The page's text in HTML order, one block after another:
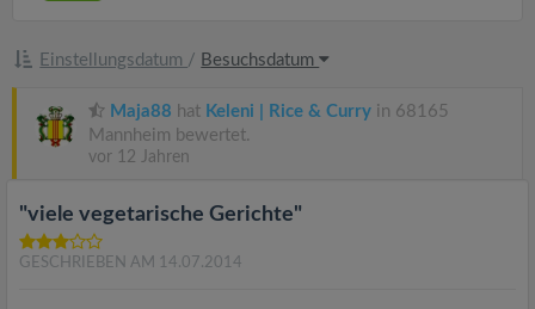
Einstellungsdatum / Besuchsdatum
Maja88 hat Keleni | Rice & Curry in 68165
Mannheim bewertet.
vor 12 Jahren
"viele vegetarische Gerichte"
GESCHRIEBEN AM 14.07.2014